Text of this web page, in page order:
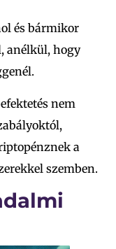
és bármikor
anélkül, hogy
nem
a
szemben.